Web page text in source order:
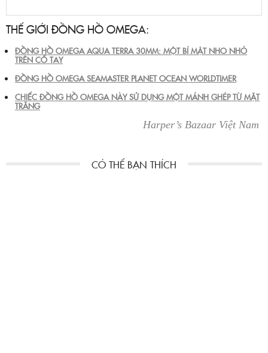
THẾ GIỚI ĐỒNG HỒ OMEGA:
ĐỒNG HỒ OMEGA AQUA TERRA 30MM: MỘT BÍ MẬT NHO NHỎ
TRÊN CỔ TAY
ĐỒNG HỒ OMEGA SEAMASTER PLANET OCEAN WORLDTIMER
CHIẾC ĐỒNG HỒ OMEGA NÀY SỬ DỤNG MỘT MẢNH GHÉP TỪ MẶT
TRĂNG
Harper’s Bazaar Việt Nam